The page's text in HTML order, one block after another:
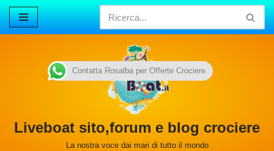
Vai
Liveboat sito,forum e blog crociere
La nostra voce dai mari di tutto il mondo
Contatta Rosalba per Offerte Crociere